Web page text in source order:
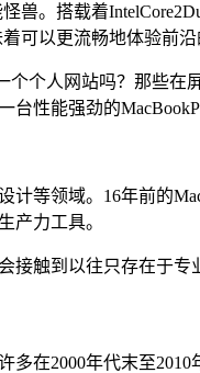
兽。搭载着
可以更流畅地体验前
个人网站吗？那些
性能强劲的
等领域。16年前的
产力工具。
触到以往只存在于专
在2000年代末至